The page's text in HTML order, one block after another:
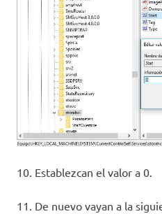
10. Establezcan el valor a 0.
11. De nuevo vayan a la